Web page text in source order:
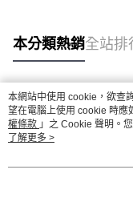
本分類熱銷全站排
熱門標籤
本網站中使用 cookie，欲查
望在電腦上使用 cookie 時應
權條款 」之 Cookie 聲明。
用條款之 Cookie 聲明使用
了解更多 >